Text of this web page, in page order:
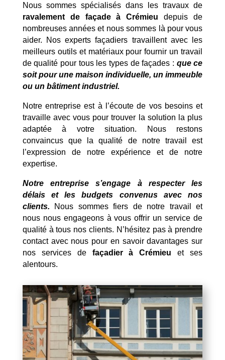
Nous sommes spécialisés dans les travaux de
ravalement de façade à Crémieu depuis de
nombreuses années et nous sommes là pour vous
aider. Nos experts façadiers travaillent avec les
meilleurs outils et matériaux pour fournir un travail
de qualité pour tous les types de façades : que ce
soit pour une maison individuelle, un immeuble
ou un bâtiment industriel.
Notre entreprise est à l’écoute de vos besoins et
travaille avec vous pour trouver la solution la plus
adaptée à votre situation. Nous restons
convaincus que la qualité de notre travail est
l’expression de notre expérience et de notre
expertise.
Notre entreprise s’engage à respecter les
délais et les budgets convenus avec nos
clients. Nous sommes fiers de notre travail et
nous nous engageons à vous offrir un service de
qualité à tous nos clients. N’hésitez pas à prendre
contact avec nous pour en savoir davantages sur
nos services de façadier à Crémieu et ses
alentours.